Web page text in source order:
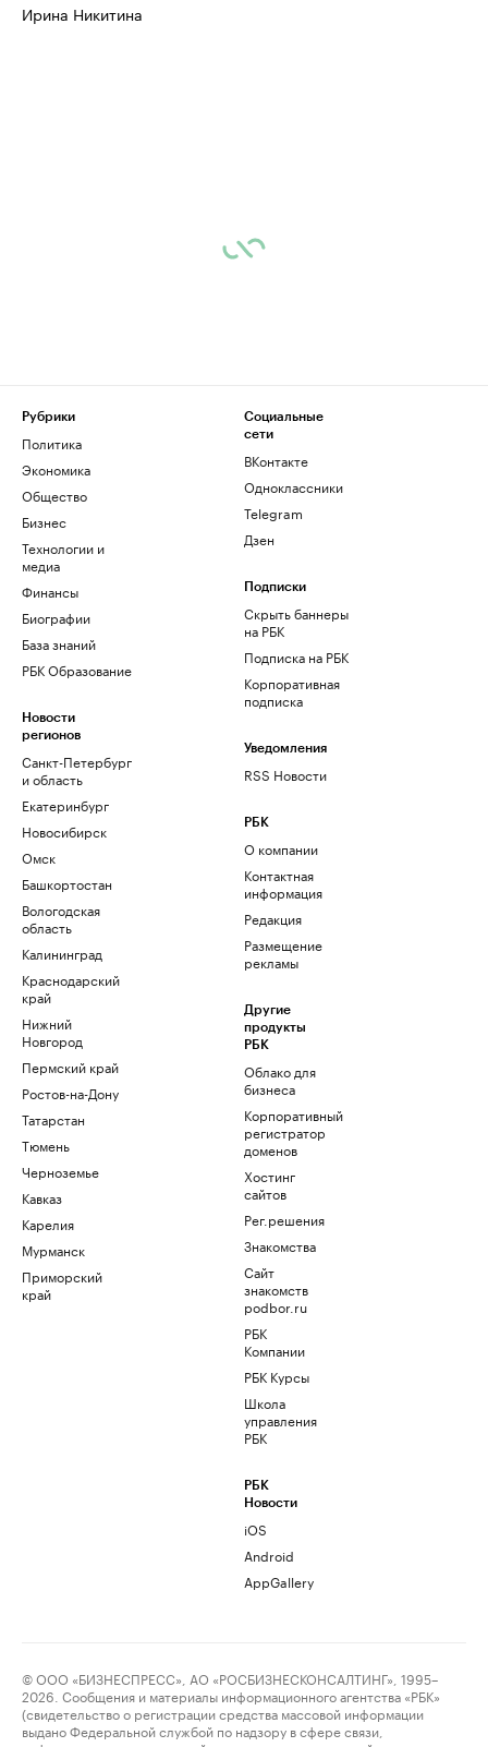
Ирина Никитина
Рубрики
Политика
Экономика
Общество
Бизнес
Технологии и
медиа
Финансы
Биографии
База знаний
РБК Образование
Новости
регионов
Санкт-Петербург
и область
Екатеринбург
Новосибирск
Омск
Башкортостан
Вологодская
область
Калининград
Краснодарский
край
Нижний
Новгород
Пермский край
Ростов-на-Дону
Татарстан
Тюмень
Черноземье
Кавказ
Карелия
Мурманск
Приморский
край
Социальные
сети
ВКонтакте
Одноклассники
Telegram
Дзен
Подписки
Скрыть баннеры
на РБК
Подписка на РБК
Корпоративная
подписка
Уведомления
RSS Новости
РБК
О компании
Контактная
информация
Редакция
Размещение
рекламы
Другие
продукты
РБК
Облако для
бизнеса
Корпоративный
регистратор
доменов
Хостинг
сайтов
Рег.решения
Знакомства
Сайт
знакомств
podbor.ru
РБК
Компании
РБК Курсы
Школа
управления
РБК
РБК
Новости
iOS
Android
AppGallery
© ООО «БИЗНЕСПРЕСС», АО «РОСБИЗНЕСКОНСАЛТИНГ», 1995–
2026. Сообщения и материалы информационного агентства «РБК»
(свидетельство о регистрации средства массовой информации
выдано Федеральной службой по надзору в сфере связи,